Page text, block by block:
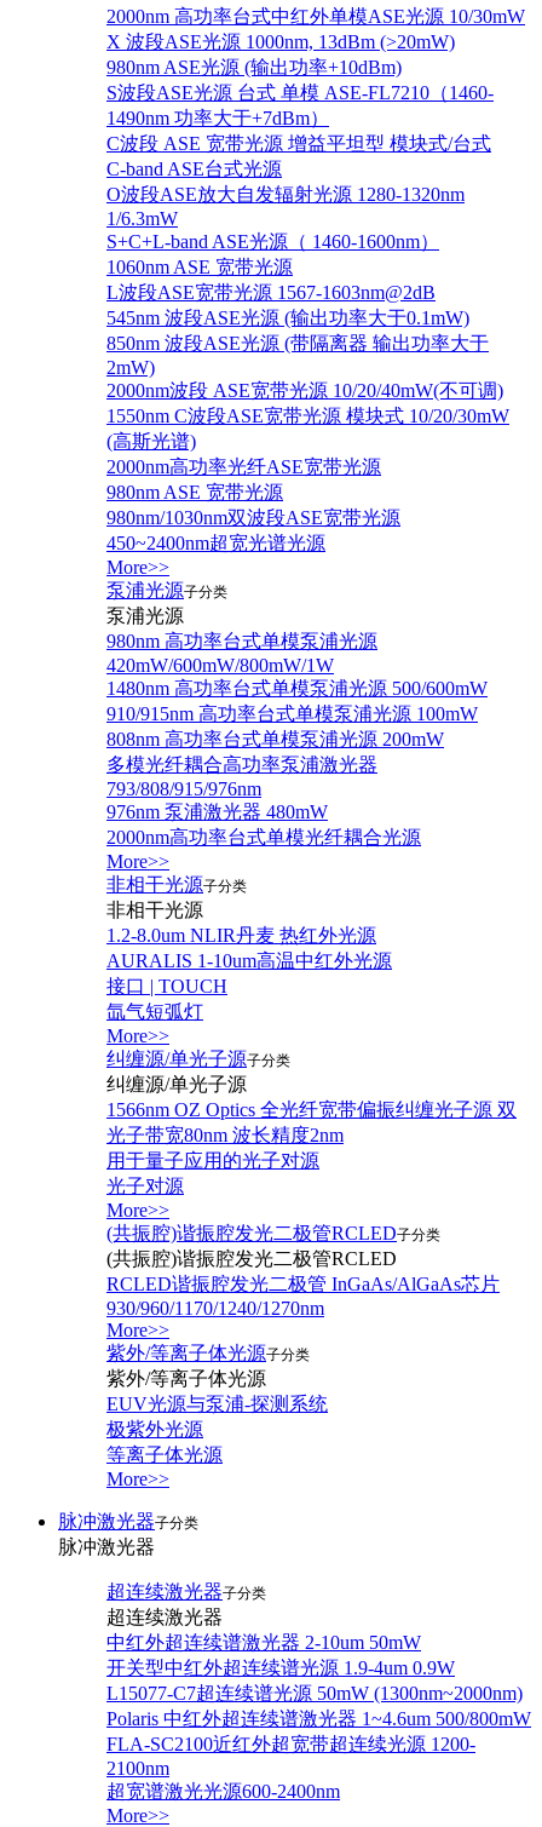
2000nm 高功率台式中红外单模ASE光源 10/30mW
X 波段ASE光源 1000nm, 13dBm (>20mW)
980nm ASE光源 (输出功率+10dBm)
S波段ASE光源 台式 单模 ASE-FL7210（1460-
1490nm 功率大于+7dBm）
C波段 ASE 宽带光源 增益平坦型 模块式/台式
C-band ASE台式光源
O波段ASE放大自发辐射光源 1280-1320nm
1/6.3mW
S+C+L-band ASE光源（ 1460-1600nm）
1060nm ASE 宽带光源
L波段ASE宽带光源 1567-1603nm@2dB
545nm 波段ASE光源 (输出功率大于0.1mW)
850nm 波段ASE光源 (带隔离器 输出功率大于
2mW)
2000nm波段 ASE宽带光源 10/20/40mW(不可调)
1550nm C波段ASE宽带光源 模块式 10/20/30mW
(高斯光谱)
2000nm高功率光纤ASE宽带光源
980nm ASE 宽带光源
980nm/1030nm双波段ASE宽带光源
450~2400nm超宽光谱光源
More>>
泵浦光源子分类
泵浦光源
980nm 高功率台式单模泵浦光源
420mW/600mW/800mW/1W
1480nm 高功率台式单模泵浦光源 500/600mW
910/915nm 高功率台式单模泵浦光源 100mW
808nm 高功率台式单模泵浦光源 200mW
多模光纤耦合高功率泵浦激光器
793/808/915/976nm
976nm 泵浦激光器 480mW
2000nm高功率台式单模光纤耦合光源
More>>
非相干光源子分类
非相干光源
1.2-8.0um NLIR丹麦 热红外光源
AURALIS 1-10um高温中红外光源
接口 | TOUCH
氙气短弧灯
More>>
纠缠源/单光子源子分类
纠缠源/单光子源
1566nm OZ Optics 全光纤宽带偏振纠缠光子源 双
光子带宽80nm 波长精度2nm
用于量子应用的光子对源
光子对源
More>>
(共振腔)谐振腔发光二极管RCLED子分类
(共振腔)谐振腔发光二极管RCLED
RCLED谐振腔发光二极管 InGaAs/AlGaAs芯片
930/960/1170/1240/1270nm
More>>
紫外/等离子体光源子分类
紫外/等离子体光源
EUV光源与泵浦-探测系统
极紫外光源
等离子体光源
More>>
脉冲激光器子分类
脉冲激光器
超连续激光器子分类
超连续激光器
中红外超连续谱激光器 2-10um 50mW
开关型中红外超连续谱光源 1.9-4um 0.9W
L15077-C7超连续谱光源 50mW (1300nm~2000nm)
Polaris 中红外超连续谱激光器 1~4.6um 500/800mW
FLA-SC2100近红外超宽带超连续光源 1200-
2100nm
超宽谱激光光源600-2400nm
More>>